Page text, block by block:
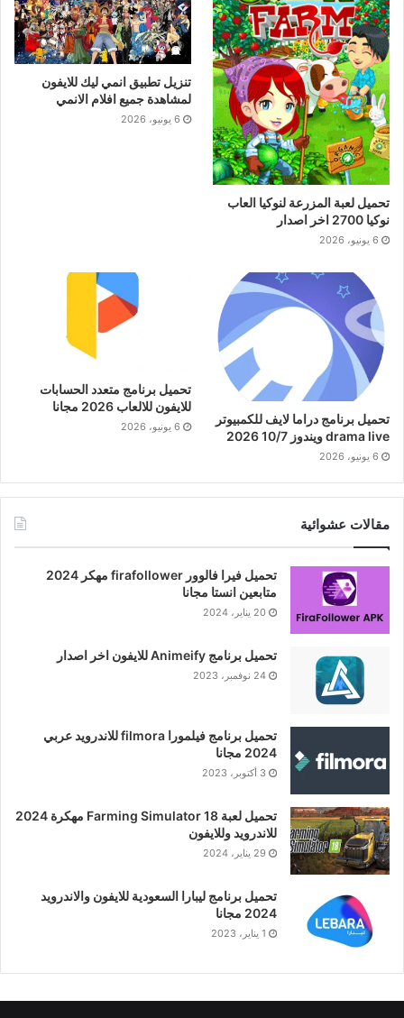
تحميل لعبة المزرعة لنوكيا العاب
نوكيا 2700 اخر اصدار
6 يونيو، 2026
تنزيل تطبيق انمي ليك للايفون
لمشاهدة جميع افلام الانمي
6 يونيو، 2026
تحميل برنامج دراما لايف للكمبيوتر
drama live ويندوز 10/7 2026
6 يونيو، 2026
تحميل برنامج متعدد الحسابات
للايفون للالعاب 2026 مجانا
6 يونيو، 2026
مقالات عشوائية
تحميل فيرا فالوور firafollower مهكر 2024
متابعين انستا مجانا
20 يناير، 2024
تحميل برنامج Animeify للايفون اخر اصدار
24 نوفمبر، 2023
تحميل برنامج فيلمورا filmora للاندرويد عربي
2024 مجانا
3 أكتوبر، 2023
تحميل لعبة Farming Simulator 18 مهكرة 2024
للاندرويد وللايفون
29 يناير، 2024
تحميل برنامج ليبارا السعودية للايفون والاندرويد
2024 مجانا
1 يناير، 2023